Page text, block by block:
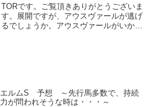
TORです。ご覧頂きありがとうございま
す。展開ですが、アウスヴァールが逃げ
るでしょうか。アウスヴァールがいかな
エルムS 予想 ～先行馬多数で、持続
力が問われそうな時は・・・～